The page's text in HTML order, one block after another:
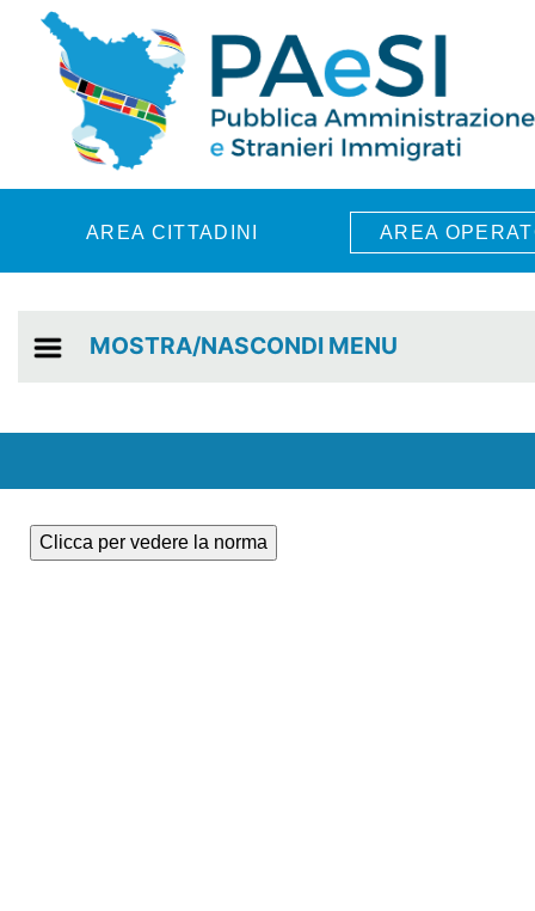
Skip to main content
AREA CITTADINI AREA
MOSTRA/NASCONDI MENU
Clicca per vedere la norma